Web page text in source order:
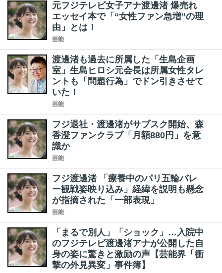
元フジテレビ女子アナ渡邊渚 爆売れ
エッセイ本で「“女性ファン急増”の理
由」とは！
芸能
渡邊渚も過去に所属した「生島企画
室」生島ヒロシ元会長は所属女性タレ
ントも「問題行為」でドン引きさせて
いた！
芸能
フジ退社・渡邊渚がサブスク開始、森
香澄ファンクラブ「月額880円」を意
識か
芸能
フジ渡邊渚 「療養中のパリ五輪バレ
ー観戦姿映り込み」経緯を説明も懸念
が指摘された「一部表現」
芸能
「まるで別人」「ショック」…入院中
のフジテレビ渡邊渚アナが公開した自
身の姿に驚きと激励の声【芸能界「衝
撃の外見異変」事件簿】